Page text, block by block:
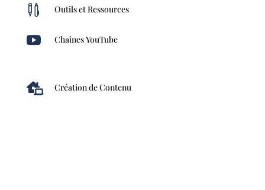
 Outils et Ressources
 Chaînes YouTube
 Création de Contenu